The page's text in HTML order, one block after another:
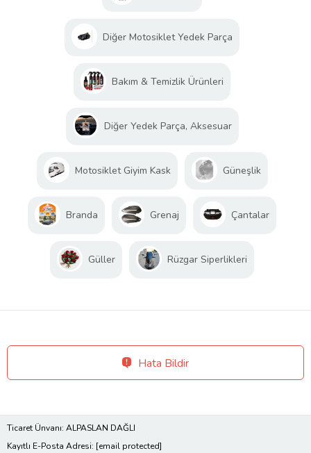
Diğer Motosiklet Yedek Parça
Bakım & Temizlik Ürünleri
Diğer Yedek Parça, Aksesuar
Motosiklet Giyim Kask Güneşlik
Branda Grenaj Çantalar
Güller Rüzgar Siperlikleri
Hata Bildir
Ticaret Ünvanı: ALPASLAN DAĞLI
Kayıtlı E-Posta Adresi: [email protected]